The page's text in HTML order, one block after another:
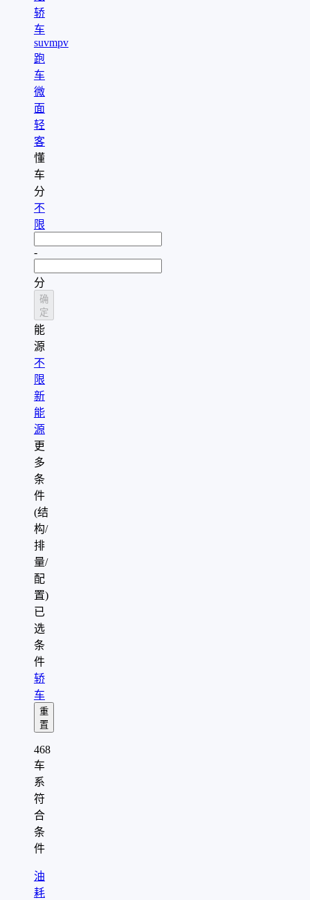
轿
车
suvmpv
跑
车
微
面
轻
客
懂
车
分
不
限
-
分
确
定
能
源
不
限
新
能
源
更
多
条
件
(结
构/
排
量/
配
置)
已
选
条
件
轿
车
重
置
468
车
系
符
合
条
件
油
耗